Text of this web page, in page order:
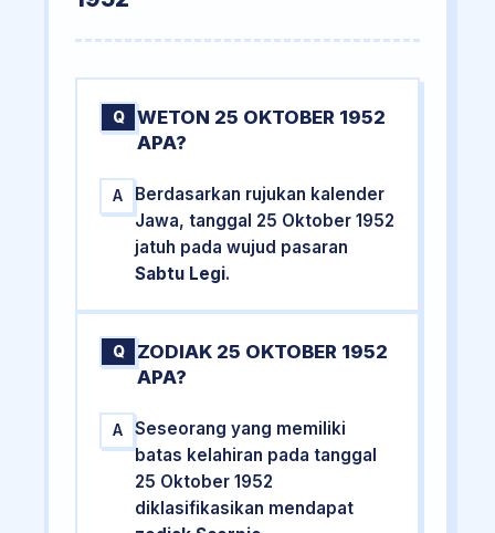
Q
WETON 25 OKTOBER 1952
APA?
A
Berdasarkan rujukan kalender
Jawa, tanggal 25 Oktober 1952
jatuh pada wujud pasaran
Sabtu Legi.
Q
ZODIAK 25 OKTOBER 1952
APA?
A
Seseorang yang memiliki
batas kelahiran pada tanggal
25 Oktober 1952
diklasifikasikan mendapat